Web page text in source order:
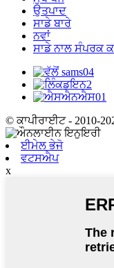
ਉਤਪਾਦ
ਸਾਡੇ ਬਾਰੇ
ਨਵਾਂ
ਸਾਡੇ ਨਾਲ ਸੰਪਰਕ
© ਕਾਪੀਰਾਈਟ - 2010-
ਈਮੇਲ ਭੇਜੋ
ਵਟਸਐਪ
x